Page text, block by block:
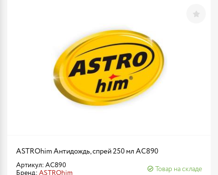
ASTROhim Антидождь, спрей 250 мл AC890
Артикул: AC890
Бренд: ASTROhim
Товар на складе